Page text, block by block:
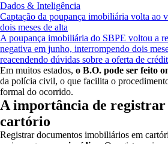
Dados & Inteligência
Captação da poupança imobiliária volta ao
dois meses de alta
A poupança imobiliária do SBPE voltou a
negativa em junho, interrompendo dois
reacendendo dúvidas sobre a oferta de
Em muitos estados, o B.O. pode ser feito
da polícia civil, o que facilita o
formal do ocorrido.
A importância de registrar
cartório
Registrar documentos imobiliários em